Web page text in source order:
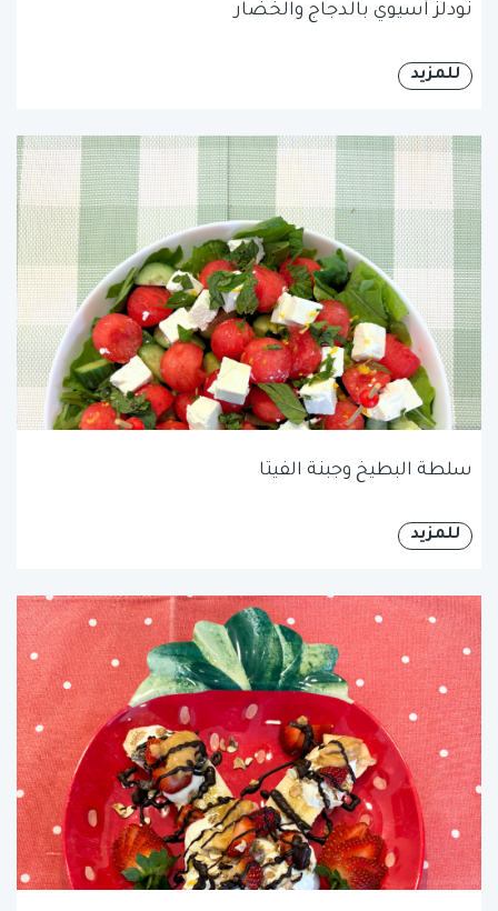
نودلز آسيوي بالدجاج والخضار
للمزيد
سلطة البطيخ وجبنة الفيتا
للمزيد